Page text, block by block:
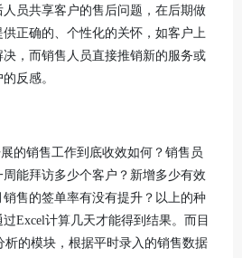
员共享客户的售后问题，在后期做
正确的、个性化的关怀，如客户上
，而销售人员直接推销新的服务或
反感。
的销售工作到底收效如何？销售员
能拜访多少个客户？新增多少有效
售的签单率有没有提升？以上的种
Excel计算几天才能得到结果。而目
析的模块，根据平时录入的销售数据